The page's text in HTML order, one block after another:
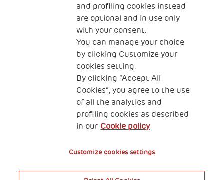
Dirección: Plaza Manuel Gómez- Moreno 5.
28020 Madrid. España
Política de Privacidad
and profiling cookies instead
are optional and in use only
with your consent.
You can manage your choice
by clicking Customize your
cookies setting.
By clicking “Accept All
Cookies”, you agree to the use
of all the analytics and
profiling cookies as described
in our Cookie policy
Customize cookies settings